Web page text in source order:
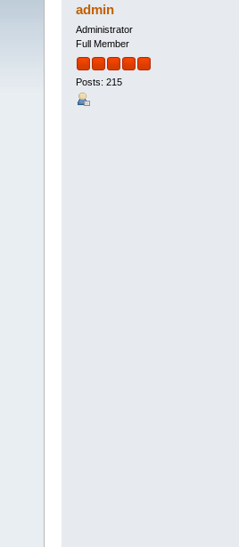
admin
Administrator
Full Member
Posts: 215